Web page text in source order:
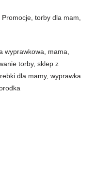
Promocje ,torby dla mam
wyprawkowa mama
torby,sklep z
dla mamy,wyprawka